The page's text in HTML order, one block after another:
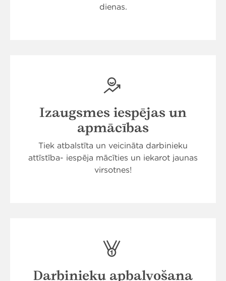
dienas.
Izaugsmes iespējas un
apmācības
Tiek atbalstīta un veicināta darbinieku
attīstība- iespēja mācīties un iekarot jaunas
virsotnes!
Darbinieku apbalvošana